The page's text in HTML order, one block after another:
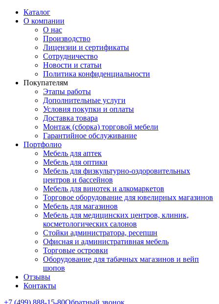
Каталог
О компании
О нас
Производство
Лицензии и сертификаты
Сотрудничество
Новости и статьи
Политика конфиденциальности
Покупателям
Этапы работы
Дополнительные услуги
Условия покупки и оплаты
Доставка товара
Монтаж (сборка) торговой мебели
Гарантийное обслуживание
Портфолио
Мебель для аптек
Мебель для оптики
Мебель для физкультурно-оздоровительных
центров и бассейнов
Мебель для винотек и алкомаркетов
Торговое оборудование для ювелирных магазинов
Мебель для магазинов
Мебель для медицинских центров, клиник,
косметологических салонов
Стойки администратора, ресепшн
Офисная и административная мебель
Торговые островки
Оборудование для табачных магазинов и вейп
шопов
Отзывы
Контакты
+7 (499) 888-15-80Обратный звонок